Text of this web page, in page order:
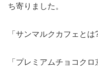
ち寄りました。
「サンマルクカフェとは?
「プレミアムチョコクロ